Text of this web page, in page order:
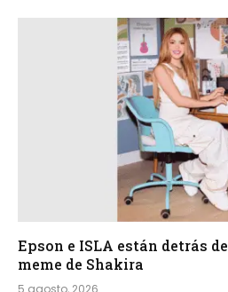
Epson e ISLA están detrás
meme de Shakira
5 agosto, 2026